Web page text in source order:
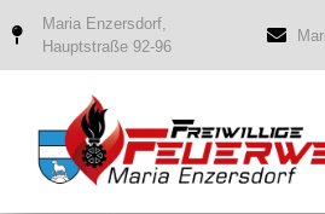
Maria Enzersdorf,
Hauptstraße 92-96